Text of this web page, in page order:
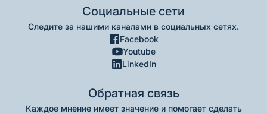
Социальные сети
Следите за нашими каналами в социальных сетях.
Facebook
Youtube
LinkedIn
Обратная связь
Каждое мнение имеет значение и помогает сделать